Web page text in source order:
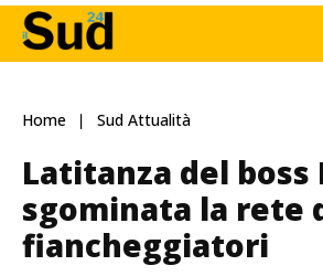
Home Sud Attualità
Latitanza del boss
sgominata la rete
fiancheggiatori